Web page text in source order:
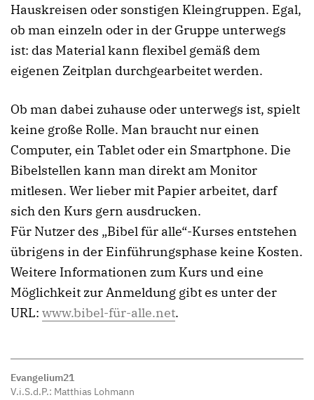
Hauskreisen oder sonstigen Kleingruppen. Egal,
ob man einzeln oder in der Gruppe unterwegs
ist: das Material kann flexibel gemäß dem
eigenen Zeitplan durchgearbeitet werden.
Ob man dabei zuhause oder unterwegs ist, spielt
keine große Rolle. Man braucht nur einen
Computer, ein Tablet oder ein Smartphone. Die
Bibelstellen kann man direkt am Monitor
mitlesen. Wer lieber mit Papier arbeitet, darf
sich den Kurs gern ausdrucken.
Für Nutzer des „Bibel für alle“-Kurses entstehen
übrigens in der Einführungsphase keine Kosten.
Weitere Informationen zum Kurs und eine
Möglichkeit zur Anmeldung gibt es unter der
URL: www.bibel-für-alle.net.
Evangelium21
V.i.S.d.P.: Matthias Lohmann